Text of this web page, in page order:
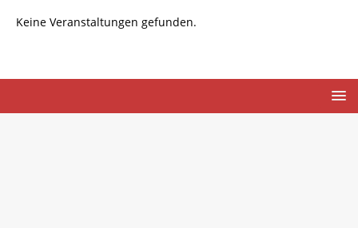
Keine Veranstaltungen gefunden.